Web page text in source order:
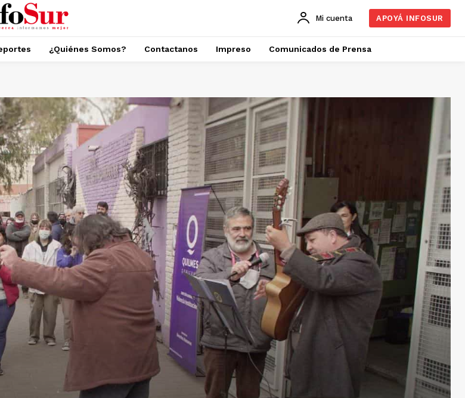
Mi cuenta APOYÁ INFOSUR
¿Quiénes Somos? Contactanos Impreso Comunicados de Prensa